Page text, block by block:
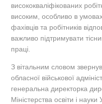
висококваліфікованих
високим, особливо в
фахівців та робітників
важливо підтримувати
праці.
З вітальним словом
обласної військової
генеральна директорка
Міністерства освіти і